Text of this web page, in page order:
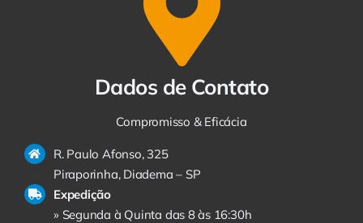
Dados de Contato
Compromisso & Eficácia
R. Paulo Afonso, 325
Piraporinha, Diadema – SP
Expedição
» Segunda à Quinta das 8 às 16:30h